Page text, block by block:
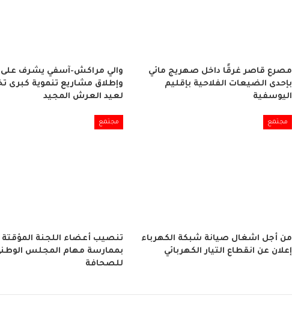
مصرع قاصر غرقًا داخل صهريج مائي
بإحدى الضيعات الفلاحية بإقليم
اليوسفية
والي مراكش-آسفي يشرف
وإطلاق مشاريع تنموية كبرى
لعيد العرش المجيد
مجتمع
من أجل اشغال صيانة شبكة الكهرباء
إعلان عن انقطاع التيار الكهربائي
مجتمع
تنصيب أعضاء اللجنة المؤقتة
بممارسة مهام المجلس
للصحافة